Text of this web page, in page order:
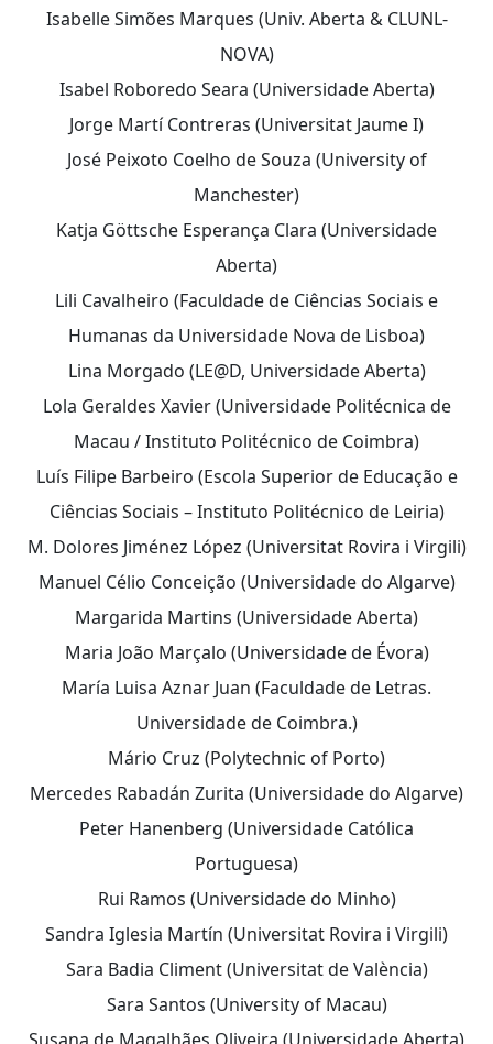
Isabelle Simões Marques (Univ. Aberta & CLUNL-
NOVA)
Isabel Roboredo Seara (Universidade Aberta)
Jorge Martí Contreras (Universitat Jaume I)
José Peixoto Coelho de Souza (University of
Manchester)
Katja Göttsche Esperança Clara (Universidade
Aberta)
Lili Cavalheiro (Faculdade de Ciências Sociais e
Humanas da Universidade Nova de Lisboa)
Lina Morgado (LE@D, Universidade Aberta)
Lola Geraldes Xavier (Universidade Politécnica de
Macau / Instituto Politécnico de Coimbra)
Luís Filipe Barbeiro (Escola Superior de Educação e
Ciências Sociais – Instituto Politécnico de Leiria)
M. Dolores Jiménez López (Universitat Rovira i Virgili)
Manuel Célio Conceição (Universidade do Algarve)
Margarida Martins (Universidade Aberta)
Maria João Marçalo (Universidade de Évora)
María Luisa Aznar Juan (Faculdade de Letras.
Universidade de Coimbra.)
Mário Cruz (Polytechnic of Porto)
Mercedes Rabadán Zurita (Universidade do Algarve)
Peter Hanenberg (Universidade Católica
Portuguesa)
Rui Ramos (Universidade do Minho)
Sandra Iglesia Martín (Universitat Rovira i Virgili)
Sara Badia Climent (Universitat de València)
Sara Santos (University of Macau)